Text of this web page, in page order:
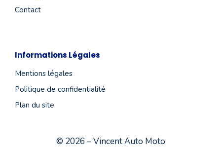
Contact
Informations Légales
Mentions légales
Politique de confidentialité
Plan du site
© 2026 – Vincent Auto Moto